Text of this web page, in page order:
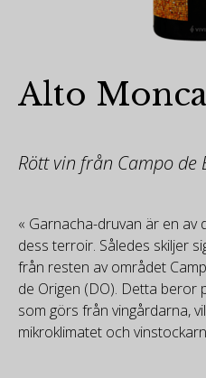
Alto
Rött vin från Campo de
« Garnacha-druvan är en
dess terroir. Således skiljer
från resten av området
de Origen (DO). Detta beror
som görs från vingårdarna,
mikroklimatet och